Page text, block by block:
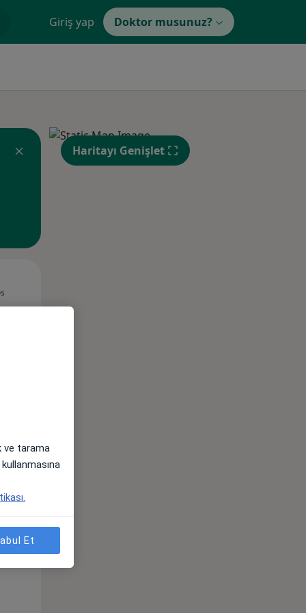
Giriş yap Doktor musunuz?
12 Ağustos
Haritayı Genişlet
ve tarama
Et